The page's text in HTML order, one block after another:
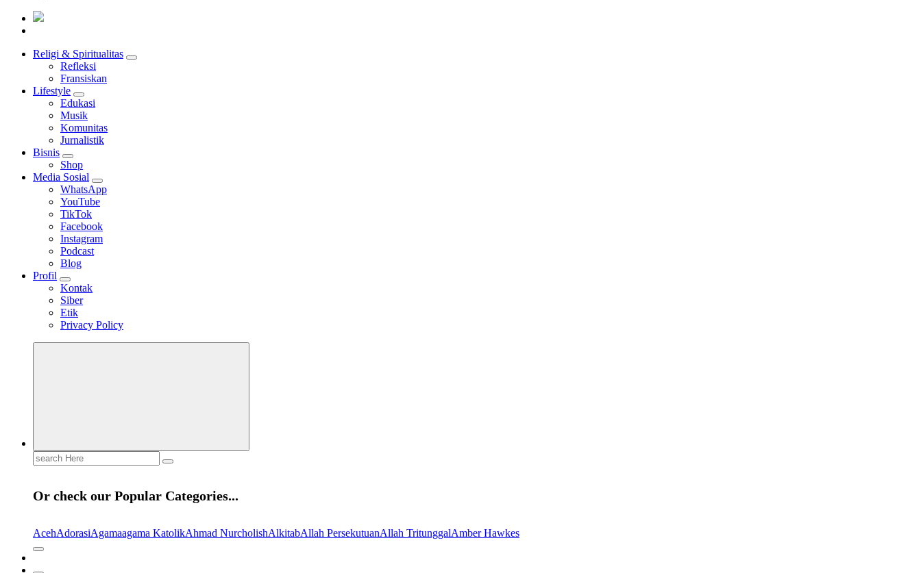
HATI YANG BERTELINGA
Mendengar dengan Cinta
Religi & Spiritualitas
Refleksi
Fransiskan
Lifestyle
Edukasi
Musik
Komunitas
Jurnalistik
Bisnis
Shop
Media Sosial
WhatsApp
YouTube
TikTok
Facebook
Instagram
Podcast
Blog
Profil
Kontak
Siber
Etik
Privacy Policy
Search
for:
Or check our Popular Categories...
AcehAdorasiAgamaagama KatolikAhmad NurcholishAlkitabAllah PersekutuanAllah TritunggalAmber Hawkes